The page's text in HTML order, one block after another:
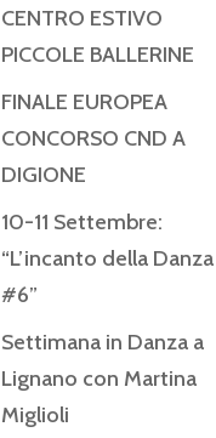
CENTRO ESTIVO
PICCOLE BALLERINE
FINALE EUROPEA
CONCORSO CND A
DIGIONE
10-11 Settembre:
“L’incanto della Danza
#6”
Settimana in Danza a
Lignano con Martina
Miglioli